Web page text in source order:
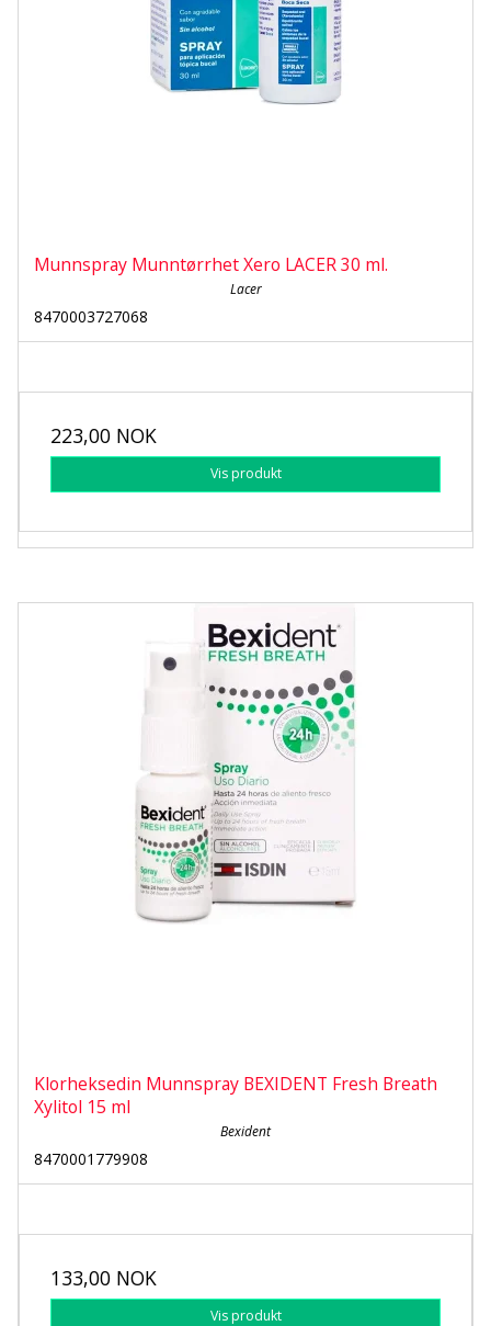
Munnspray Munntørrhet Xero LACER 30 ml.
Lacer
8470003727068
223,00 NOK
Vis produkt
Klorheksedin Munnspray BEXIDENT Fresh Breath
Xylitol 15 ml
Bexident
8470001779908
133,00 NOK
Vis produkt